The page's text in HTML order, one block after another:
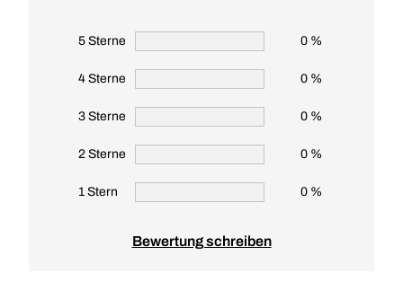
5 Sterne 0 %
4 Sterne 0 %
3 Sterne 0 %
2 Sterne 0 %
1 Stern 0 %
Bewertung schreiben